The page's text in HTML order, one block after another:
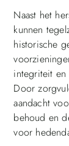
Naast het
kunnen
historische
integriteit en
Door
aandacht
behoud en
voor